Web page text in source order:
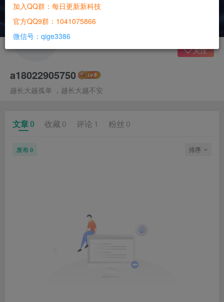
a18022905750
越长大越孤单 ，越长大越不安
关注
文章0 收藏 0 评论 1 粉丝 0
发布 0 排序
加入QQ群：每日更新新科技
官方QQ9群：1041075866
微信号：qige3386